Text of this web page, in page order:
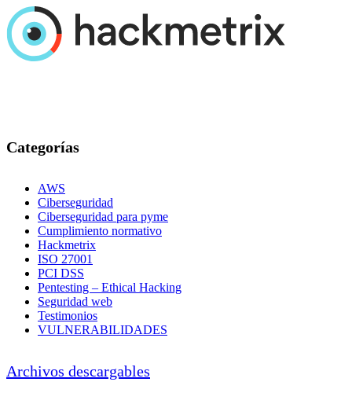
Categorías
AWS
Ciberseguridad
Ciberseguridad para pyme
Cumplimiento normativo
Hackmetrix
ISO 27001
PCI DSS
Pentesting – Ethical Hacking
Seguridad web
Testimonios
VULNERABILIDADES
Archivos descargables